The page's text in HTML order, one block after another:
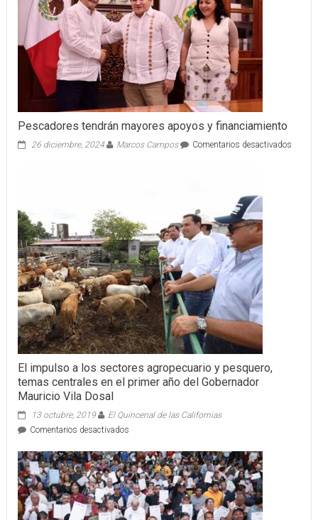
Pescadores tendrán mayores apoyos y financiamiento
26 diciembre, 2024 Marcos Campos Comentarios desactivadosen
El impulso a los sectores agropecuario y pesquero,
temas centrales en el primer año del Gobernador
Mauricio Vila Dosal
13 octubre, 2019
El Quincenal de las Californias
Comentarios desactivadosen
impulso
a
los
sectores
agropecuario